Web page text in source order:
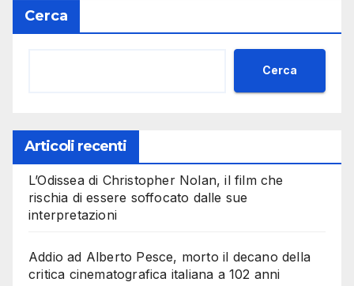
Cerca
Cerca
Articoli recenti
L’Odissea di Christopher Nolan, il film che
rischia di essere soffocato dalle sue
interpretazioni
Addio ad Alberto Pesce, morto il decano della
critica cinematografica italiana a 102 anni